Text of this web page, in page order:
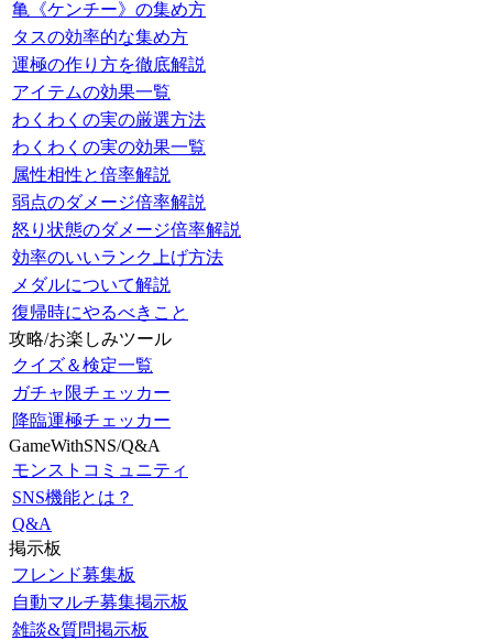
亀《ケンチー》の集め方
タスの効率的な集め方
運極の作り方を徹底解説
アイテムの効果一覧
わくわくの実の厳選方法
わくわくの実の効果一覧
属性相性と倍率解説
弱点のダメージ倍率解説
怒り状態のダメージ倍率解説
効率のいいランク上げ方法
メダルについて解説
復帰時にやるべきこと
攻略/お楽しみツール
クイズ＆検定一覧
ガチャ限チェッカー
降臨運極チェッカー
GameWithSNS/Q&A
モンストコミュニティ
SNS機能とは？
Q&A
掲示板
フレンド募集板
自動マルチ募集掲示板
雑談&質問掲示板